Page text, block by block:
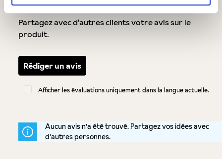
Note moyenne de 0 sur 5 étoiles
Laissez une évaluation !
Partagez avec d'autres clients votre avis sur le
produit.
Rédiger un avis
Afficher les évaluations uniquement dans la langue actuelle.
Aucun avis n'a été trouvé. Partagez vos idées avec
d'autres personnes.